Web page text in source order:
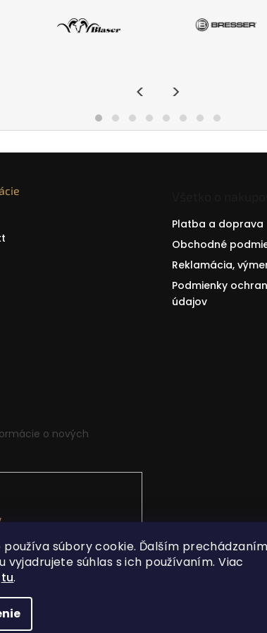
používa súbory cookie. Ďalším prechádzaním
vyjadrujete súhlas s ich používaním. Viac
tu.
< >
Platba a doprava
Obchodné
Reklamácia,
Podmienky
údajov
o nových
.